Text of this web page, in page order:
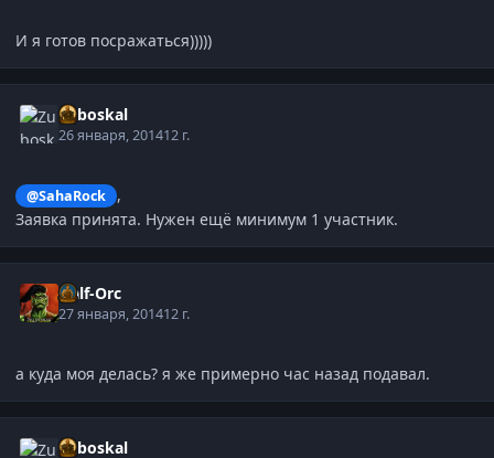
И я готов посражаться)))))
Zuboskal
26 января, 201412 г.
@SahaRock
,
Заявка принята. Нужен ещё минимум 1 участник.
Half-Orc
27 января, 201412 г.
а куда моя делась? я же примерно час назад подавал.
Zuboskal